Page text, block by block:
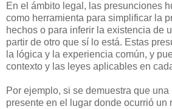
En el ámbito legal, las presunciones
como herramienta para simplificar la
hechos o para inferir la existencia de
partir de otro que sí lo está. Estas
la lógica y la experiencia común, y
contexto y las leyes aplicables en
Por ejemplo, si se demuestra que
presente en el lugar donde ocurrió un